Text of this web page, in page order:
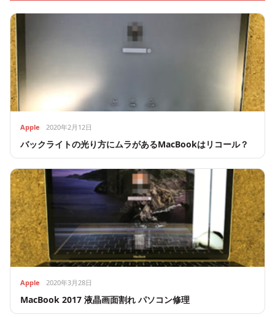
Apple 2020年2月12日
バックライトの光り方にムラがあるMacBookはリコール？
Apple 2020年3月28日
MacBook 2017 液晶画面割れ パソコン修理